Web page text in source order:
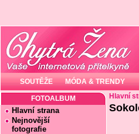
SOUTĚŽE MÓDA & TRENDY
FOTOALBUM
Hlavní strana
Nejnovější
fotografie
Hlavní